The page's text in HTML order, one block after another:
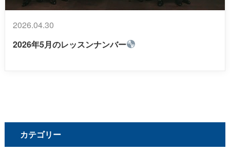
2026.04.30
2026年5月のレッスンナンバー
カテゴリー